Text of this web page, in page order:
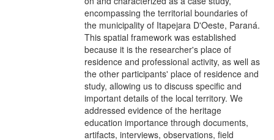
encompassing the territorial boundaries of
the municipality of Itapejara D'Oeste, Paraná.
This spatial framework was established
because it is the researcher's place of
residence and professional activity, as well as
the other participants' place of residence and
study, allowing us to discuss specific and
important details of the local territory. We
addressed evidence of the heritage
education importance through documents,
artifacts, interviews, observations, field